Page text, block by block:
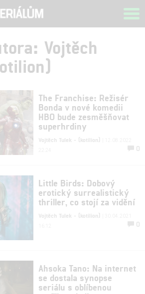
Vojtěch
The Franchise: Režisér
Bonda v nové komedii
HBO bude zesměšňovat
superhrdiny
Vojtěch Tulek - (kotilion)
0
Little Birds: Dobový
erotický surrealistický
thriller, co stojí za vidění
Vojtěch Tulek - (kotilion)
0
Ahsoka Tano: Na internet
se dostala synopse
seriálu s oblíbenou